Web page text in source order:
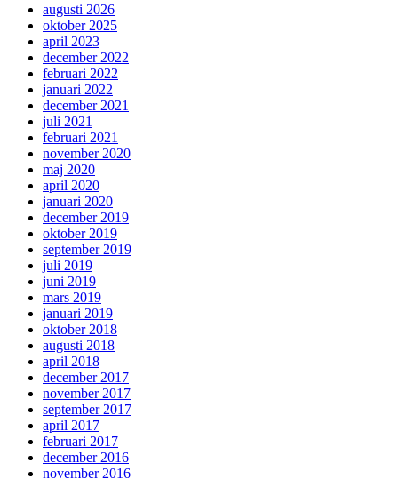
augusti 2026
oktober 2025
april 2023
december 2022
februari 2022
januari 2022
december 2021
juli 2021
februari 2021
november 2020
maj 2020
april 2020
januari 2020
december 2019
oktober 2019
september 2019
juli 2019
juni 2019
mars 2019
januari 2019
oktober 2018
augusti 2018
april 2018
december 2017
november 2017
september 2017
april 2017
februari 2017
december 2016
november 2016